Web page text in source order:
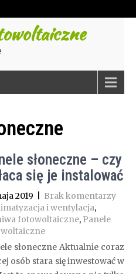
słoneczne – czy
się je instalować
2019
Brak komentarzy
i wentylacja,
fotowoltaiczne, Panele
słoneczne Aktualnie coraz
osób stara się inwestować w